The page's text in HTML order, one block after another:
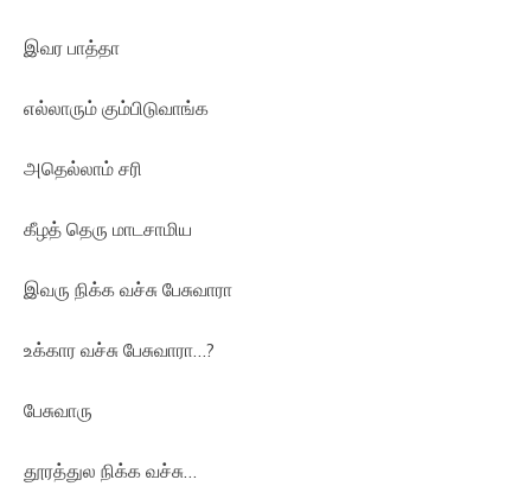
இவர பாத்தா
எல்லாரும் கும்பிடுவாங்க
அதெல்லாம் சரி
கீழத் தெரு மாடசாமிய
இவரு நிக்க வச்சு பேசுவாரா
உக்கார வச்சு பேசுவாரா…?
பேசுவாரு
தூரத்துல நிக்க வச்சு…